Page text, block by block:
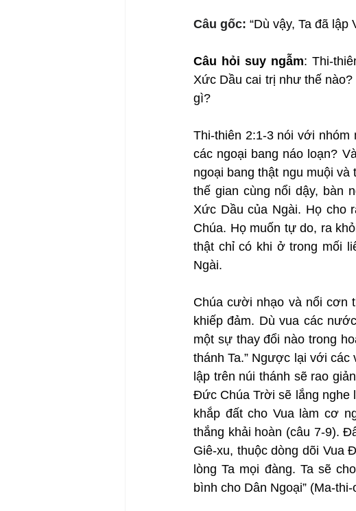
Câu gốc: “Dù vậy, Ta đã lập
Câu hỏi suy ngẫm: Thi-
Xức Dầu cai trị như thế
gì?
Thi-thiên 2:1-3 nói với
các ngoại bang náo loạn?
ngoại bang thật ngu muội
thế gian cùng nổi dậy, bàn
Xức Dầu của Ngài. Họ cho
Chúa. Họ muốn tự do, ra
thật chỉ có khi ở trong mối
Ngài.
Chúa cười nhạo và nổi cơn
khiếp đảm. Dù vua các
một sự thay đổi nào trong
thánh Ta.” Ngược lại với
lập trên núi thánh sẽ rao
Đức Chúa Trời sẽ lắng nghe
khắp đất cho Vua làm cơ
thắng khải hoàn (câu 7-9).
Giê-xu, thuộc dòng dõi Vua
lòng Ta mọi đàng. Ta sẽ
bình cho Dân Ngoại” (Ma-